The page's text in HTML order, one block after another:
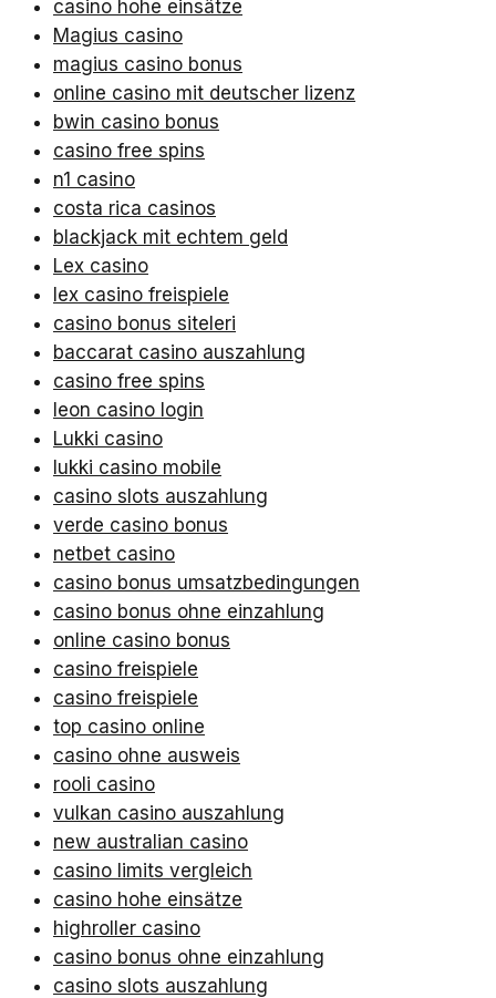
casino hohe einsätze
Magius casino
magius casino bonus
online casino mit deutscher lizenz
bwin casino bonus
casino free spins
n1 casino
costa rica casinos
blackjack mit echtem geld
Lex casino
lex casino freispiele
casino bonus siteleri
baccarat casino auszahlung
casino free spins
leon casino login
Lukki casino
lukki casino mobile
casino slots auszahlung
verde casino bonus
netbet casino
casino bonus umsatzbedingungen
casino bonus ohne einzahlung
online casino bonus
casino freispiele
casino freispiele
top casino online
casino ohne ausweis
rooli casino
vulkan casino auszahlung
new australian casino
casino limits vergleich
casino hohe einsätze
highroller casino
casino bonus ohne einzahlung
casino slots auszahlung